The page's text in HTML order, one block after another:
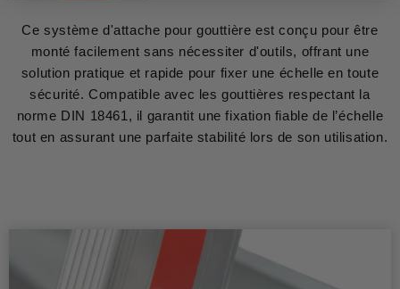
Ce système d'attache pour gouttière est conçu pour être
monté facilement sans nécessiter d'outils, offrant une
solution pratique et rapide pour fixer une échelle en toute
sécurité. Compatible avec les gouttières respectant la
norme DIN 18461, il garantit une fixation fiable de l’échelle
tout en assurant une parfaite stabilité lors de son utilisation.